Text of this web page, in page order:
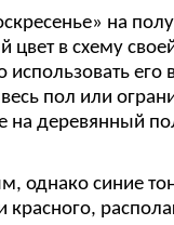
на
цвет в схему
его
пол или
на деревянный
однако синие
красного,